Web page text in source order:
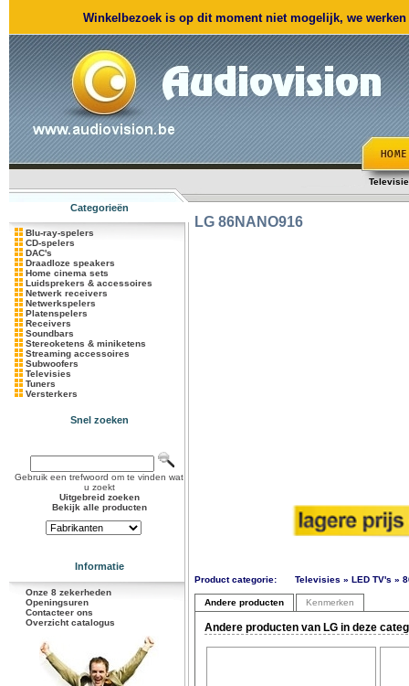
Winkelbezoek is op dit moment niet mogelijk, we
Categorieën
Blu-ray-spelers
CD-spelers
DAC's
Draadloze speakers
Home cinema sets
Luidsprekers & accessoires
Netwerk receivers
Netwerkspelers
Platenspelers
Receivers
Soundbars
Stereoketens & miniketens
Streaming accessoires
Subwoofers
Televisies
Tuners
Versterkers
Snel zoeken
Gebruik een trefwoord om te vinden wat
u zoekt
Uitgebreid zoeken
Bekijk alle producten
Informatie
Onze 8 zekerheden
Openingsuren
Contacteer ons
Overzicht catalogus
LG 86NANO916
Product categorie: Televisies » LED TV's »
Andere producten Kenmerken
Andere producten van LG in deze